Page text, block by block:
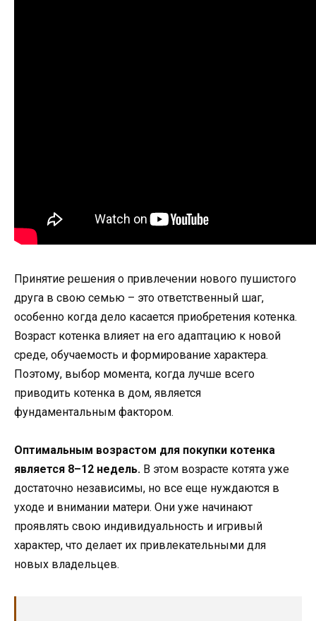
Принятие решения о привлечении нового пушистого
друга в свою семью – это ответственный шаг,
особенно когда дело касается приобретения котенка.
Возраст котенка влияет на его адаптацию к новой
среде, обучаемость и формирование характера.
Поэтому, выбор момента, когда лучше всего
приводить котенка в дом, является
фундаментальным фактором.
Оптимальным возрастом для покупки котенка
является 8–12 недель. В этом возрасте котята уже
достаточно независимы, но все еще нуждаются в
уходе и внимании матери. Они уже начинают
проявлять свою индивидуальность и игривый
характер, что делает их привлекательными для
новых владельцев.